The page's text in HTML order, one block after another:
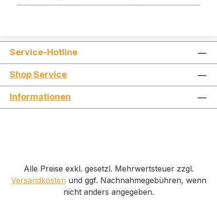
Service-Hotline
Shop Service
Informationen
Alle Preise exkl. gesetzl. Mehrwertsteuer zzgl.
Versandkostenund ggf. Nachnahmegebühren, wenn
nicht anders angegeben.